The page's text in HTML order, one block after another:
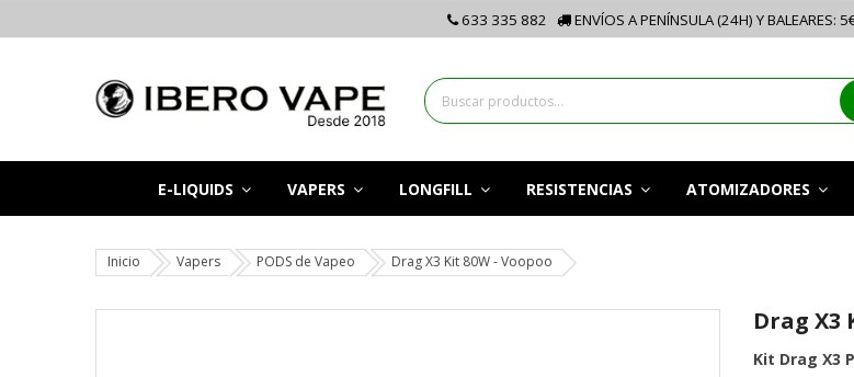
633 335 882 ENVÍOS A PENÍNSULA (24H) Y BALEARES:
E-LIQUIDS VAPERS LONGFILL RESISTENCIAS ATOMIZADORES
Inicio Vapers PODS de Vapeo Drag X3 Kit 80W - Voopoo
Drag X3
Kit Drag X3